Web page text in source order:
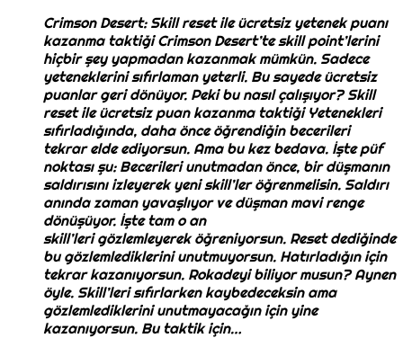
Crimson Desert: Skill reset ile ücretsiz yetenek puanı
kazanma taktiği Crimson Desert’te skill point’lerini
hiçbir şey yapmadan kazanmak mümkün. Sadece
yeteneklerini sıfırlaman yeterli. Bu sayede ücretsiz
puanlar geri dönüyor. Peki bu nasıl çalışıyor? Skill
reset ile ücretsiz puan kazanma taktiği Yetenekleri
sıfırladığında, daha önce öğrendiğin becerileri
tekrar elde ediyorsun. Ama bu kez bedava. İşte püf
noktası şu: Becerileri unutmadan önce, bir düşmanın
saldırısını izleyerek yeni skill’ler öğrenmelisin. Saldırı
anında zaman yavaşlıyor ve düşman mavi renge
dönüşüyor. İşte tam o an
skill’leri gözlemleyerek öğreniyorsun. Reset dediğinde
bu gözlemlediklerini unutmuyorsun. Hatırladığın için
tekrar kazanıyorsun. Rokadeyi biliyor musun? Aynen
öyle. Skill’leri sıfırlarken kaybedeceksin ama
gözlemlediklerini unutmayacağın için yine
kazanıyorsun. Bu taktik için…